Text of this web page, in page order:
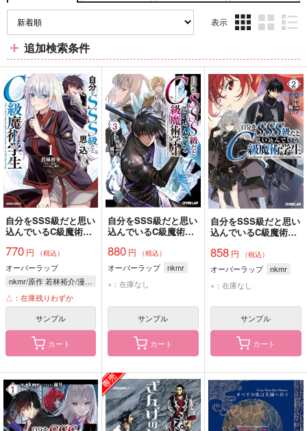
表示
ム
表
示
ム
表
示
ム
表
示
追加検索条件
自分をSSS級だと思い
込んでいるC級魔術学
770 円 （税込）
オーバーラップ
nkmr/原作 若林裕介/漫画 嵐月/キャラクター原案
△：在庫残りわずか
サンプル
カート
自分をSSS級だと思い
込んでいるC級魔術学
880 円 （税込）
オーバーラップ
nkmr
×：在庫なし
サンプル
カート
自分をSSS級だと思い
込んでいるC級魔術学
858円 （税込）
オーバーラップ
nkmr
×：在庫なし
サンプル
カート